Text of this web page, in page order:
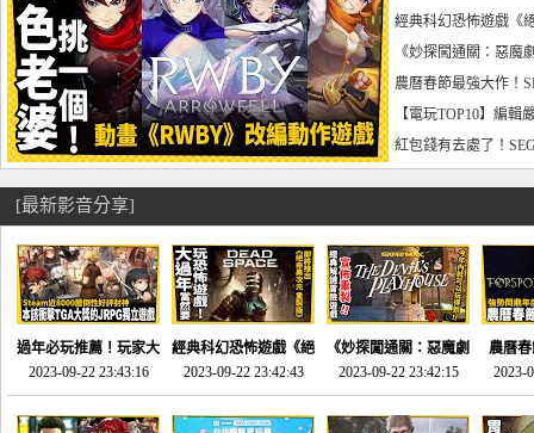
宅速配20230126
經典科幻恐怖遊戲《
懼體驗-電玩宅速配
《妙探闖通關：惡
到!!-電玩宅速配
農曆春節最強大作！
電玩宅速配20230123
【電玩TOP10】編
了，封面圖直接雷你
紅包錢有去處了！
宅速配20230119
[最新影音分享]
過年必玩推薦！玩家大
推的JRPG神作《神之
天平》介紹！-電玩宅
速配20230126
2023-09-22 23:43:16
經典科幻恐怖遊戲《絕
命異次元 重製版》重
回「石村號」的恐懼體
驗-電玩宅速配
2023-09-22 23:42:43
《妙探闖通關：惡魔劇
場》將推出「重製
版」!!!今年就能玩到!!-
電玩宅速配20230124
2023-09-22 23:42:15
農曆
SE社
動作角
電玩宅
2023-